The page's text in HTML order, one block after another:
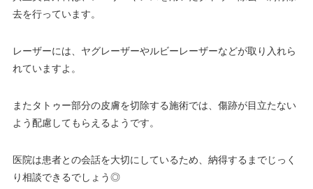
去を行っています。
レーザーには、ヤグレーザーやルビーレーザーなどが取り入れら
れていますよ。
またタトゥー部分の皮膚を切除する施術では、傷跡が目立たない
よう配慮してもらえるようです。
医院は患者との会話を大切にしているため、納得するまでじっく
り相談できるでしょう◎